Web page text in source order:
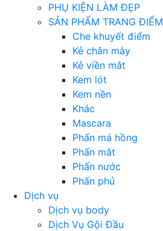
PHỤ KIỆN LÀM ĐẸP
SẢN PHẨM TRANG ĐIỂM
Che khuyết điểm
Kẻ chân mày
Kẻ viền mắt
Kem lót
Kem nền
Khác
Mascara
Phấn má hồng
Phấn mắt
Phấn nước
Phấn phủ
Dịch vụ
Dịch vụ body
Dịch Vụ Gội Đầu